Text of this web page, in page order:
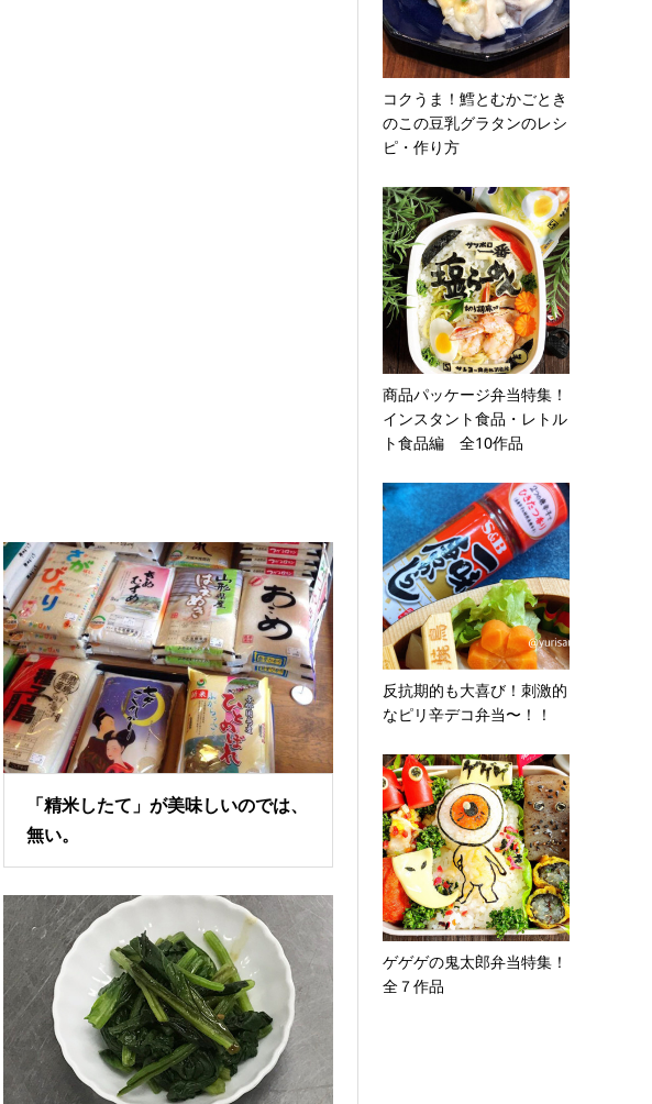
「精米したて」が美味しいのでは、
無い。
コクうま！鱈とむかごとき
のこの豆乳グラタンのレシ
ピ・作り方
商品パッケージ弁当特集！
インスタント食品・レトル
ト食品編 全10作品
反抗期的も大喜び！刺激的
なピリ辛デコ弁当〜！！
ゲゲゲの鬼太郎弁当特集！
全７作品